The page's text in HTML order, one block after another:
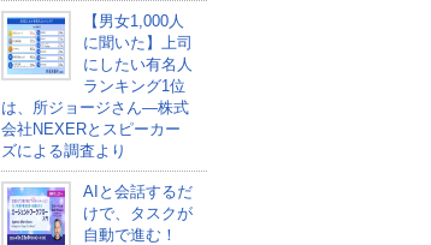
【男女1,000人
に聞いた】上司
にしたい有名人
ランキング1位
は、所ジョージさん―株式
会社NEXERとスピーカー
ズによる調査より
AIと会話するだ
けで、タスクが
自動で進む！